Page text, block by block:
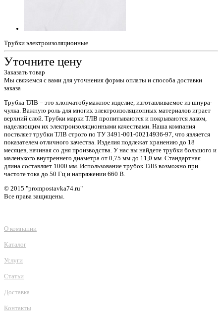
Трубки электроизоляционные
Уточните цену
Заказать товар
Мы свяжемся с вами для уточнения формы оплаты и способа доставки
заказа
Трубка ТЛВ – это хлопчатобумажное изделие, изготавливаемое из шнура-
чулка. Важную роль для многих электроизоляционных материалов играет
верхний слой. Трубки марки ТЛВ пропитываются и покрываются лаком,
наделяющим их электроизоляционными качествами. Наша компания
поствляет трубки ТЛВ строго по ТУ 3491-001-00214936-97, что является
показателем отличного качества. Изделия подлежат хранению до 18
месяцев, начиная со дня производства. У нас вы найдете трубки большого и
маленького внутреннего диаметра от 0,75 мм до 11,0 мм. Стандартная
длина составляет 1000 мм. Использование трубок ТЛВ возможно при
частоте тока до 50 Гц и напряжении 660 В.
© 2015 "prompostavka74.ru"
Все права защищены.
О компании
Каталог
Услуги
Статьи
Доставка
Контакты